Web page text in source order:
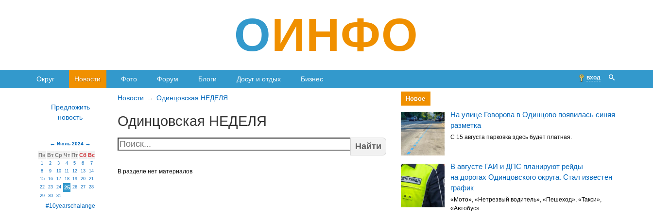
ОИНФО
Округ Новости Фото Форум Блоги Досуг и отдых Бизнес вход
Новости Одинцовская НЕДЕЛЯ
Одинцовская НЕДЕЛЯ
Найти
В разделе нет материалов
Июль 2024
Пн Вт Ср Чт Пт Сб Вс
1 2 3 4 5 6
7
8
9 10 11 12 13
14
15
16 17 18 19 20
21
22
23 24 25 26 27
28
29
30 31
#10yearschalange
Новое
На улице Говорова в Одинцово появилась синяя
разметка
С 15 августа парковка здесь будет платная.
В августе ГАИ и ДПС планируют рейды
на дорогах Одинцовского округа. Стал известен
график
«Мото», «Нетрезвый водитель», «Пешеход», «Такси»,
«Автобус».